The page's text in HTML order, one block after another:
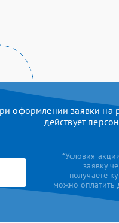
оформлении заявки на
действует
*Условия
заявку
получаете
можно оплатить